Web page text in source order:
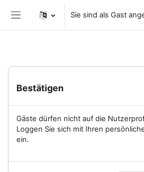
Website-Übersicht
Sie sind als Gast
Bestätigen
Gäste dürfen nicht auf die
Loggen Sie sich mit Ihren
ein.